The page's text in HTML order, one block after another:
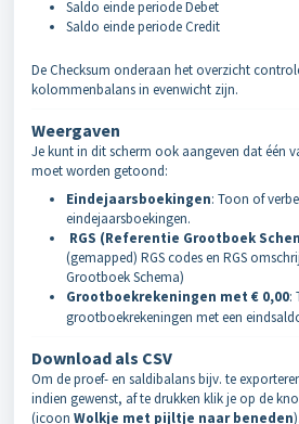
Saldo einde periode Debet
Saldo einde periode Credit
De Checksum onderaan het overzicht
kolommenbalans in evenwicht zijn.
Weergaven
Je kunt in dit scherm ook aangeven dat één
moet worden getoond:
Eindejaarsboekingen: Toon of
eindejaarsboekingen.
RGS (Referentie Grootboek
(gemapped) RGS codesen RGS
Grootboek Schema)
Grootboekrekeningen met € 0,00:
grootboekrekeningen met een
Download als CSV
Om de proef- en saldibalans bijv. te
indien gewenst, af te drukken klik je op de
(icoon Wolkje met pijltje naar beneden).